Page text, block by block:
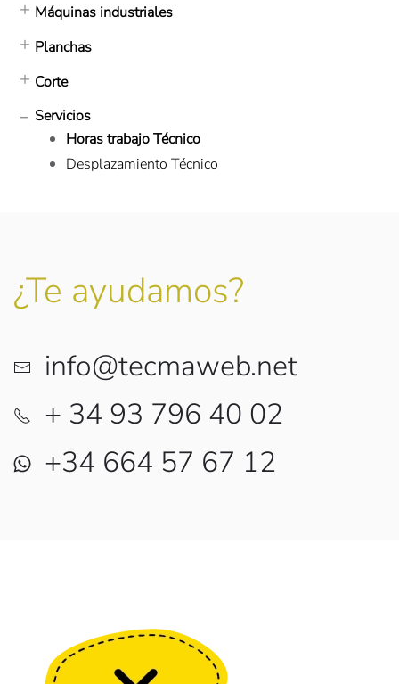
Máquinas industriales
Planchas
Corte
Servicios
Horas trabajo Técnico
Desplazamiento Técnico
¿Te ayudamos?
info@tecmaweb.net
+ 34 93 796 40 02
+34 664 57 67 12